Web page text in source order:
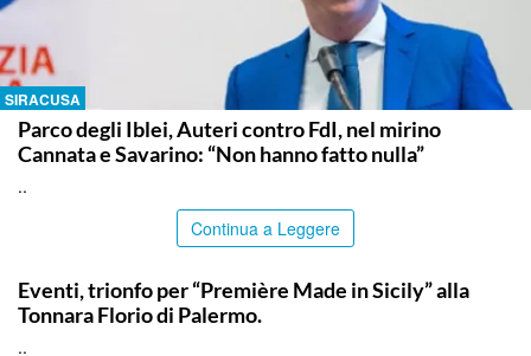
SIRACUSA
Parco degli Iblei, Auteri contro FdI, nel mirino
Cannata e Savarino: “Non hanno fatto nulla”
..
Continua a Leggere
Eventi, trionfo per “Première Made in Sicily” alla
Tonnara Florio di Palermo.
..